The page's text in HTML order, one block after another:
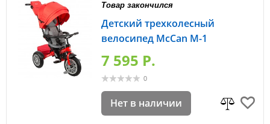
Товар закончился
Детский трехколесный
велосипед McCan M-1
7 595 P.
0
Нет в наличии